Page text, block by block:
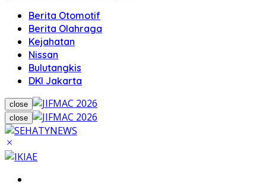
Berita Otomotif
Berita Olahraga
Kejahatan
Nissan
Bulutangkis
DKI Jakarta
close
close